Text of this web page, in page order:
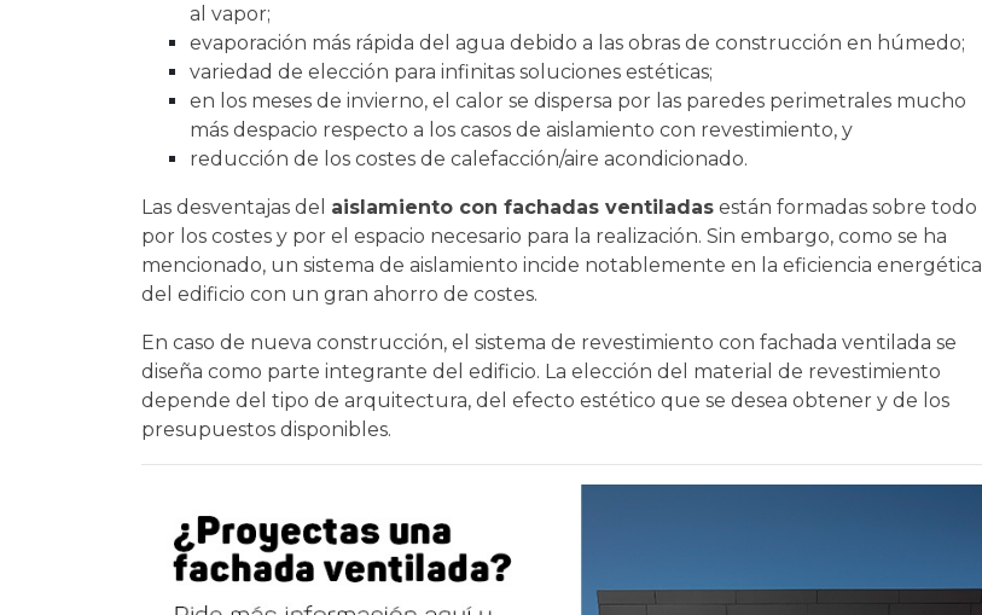
al vapor;
evaporación más rápida del agua debido a las obras de construcción en húmedo;
variedad de elección para infinitas soluciones estéticas;
en los meses de invierno, el calor se dispersa por las paredes perimetrales mucho
más despacio respecto a los casos de aislamiento con revestimiento, y
reducción de los costes de calefacción/aire acondicionado.
Las desventajas del aislamiento con fachadas ventiladas están formadas sobre todo
por los costes y por el espacio necesario para la realización. Sin embargo, como se ha
mencionado, un sistema de aislamiento incide notablemente en la eficiencia energética
del edificio con un gran ahorro de costes.
En caso de nueva construcción, el sistema de revestimiento con fachada ventilada se
diseña como parte integrante del edificio. La elección del material de revestimiento
depende del tipo de arquitectura, del efecto estético que se desea obtener y de los
presupuestos disponibles.